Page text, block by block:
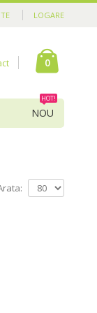
LOGARE
0
NOU
HOT!